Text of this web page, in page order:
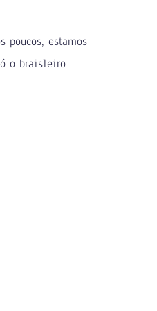
poucos, estamos
o braisleiro